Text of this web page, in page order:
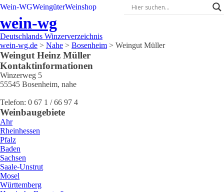
Wein-WGWeingüterWeinshop
wein-wg
Deutschlands Winzerverzeichnis
wein-wg.de > Nahe > Bosenheim > Weingut Müller
Weingut Heinz Müller
Kontaktinformationen
Winzerweg 5
55545 Bosenheim, nahe
Telefon: 0 67 1 / 66 97 4
Weinbaugebiete
Ahr
Rheinhessen
Pfalz
Baden
Sachsen
Saale-Unstrut
Mosel
Württemberg